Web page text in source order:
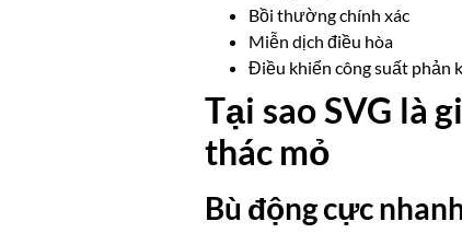
Bồi thường chính xác
Miễn dịch điều hòa
Điều khiển công suất phản
Tại sao SVG là
thác mỏ
Bù động cực